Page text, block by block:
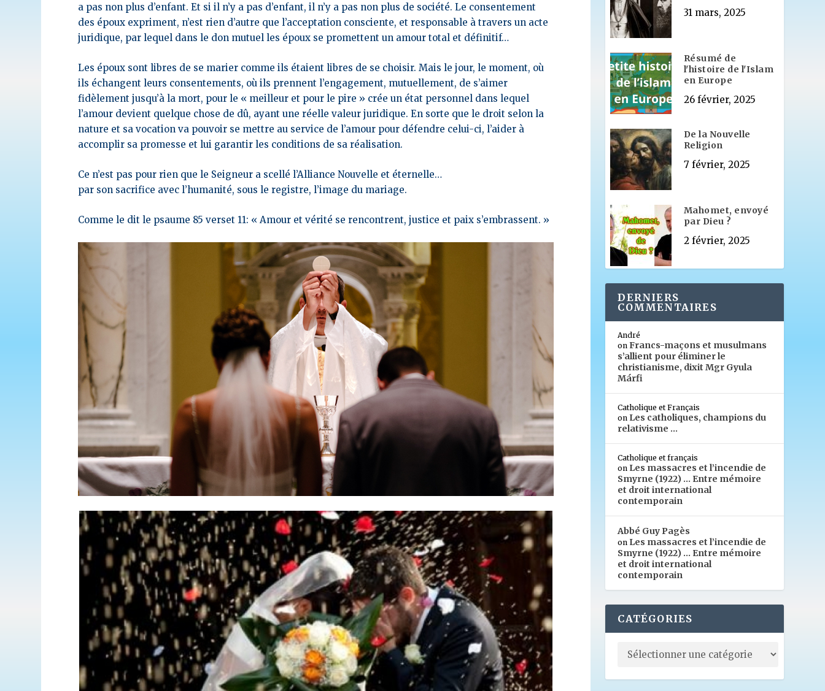
a pas non plus d’enfant.Et si il n’y a pas d’enfant, il n’y a pas non plus de société. Le consentement
des époux expriment, n’est rien d’autre que l’acceptation consciente, et responsable à travers un acte
juridique, par lequel dans le don mutuel les époux se promettent un amour total et définitif…
Les époux sont libres de se marier comme ils étaient libres de se choisir. Mais le jour, le moment, où
ils échangent leurs consentements, où ils prennent l’engagement, mutuellement, de s’aimer
fidèlement jusqu’à la mort, pour le « meilleur et pour le pire » crée un état personnel dans lequel
l’amour devient quelque chose de dû, ayant une réelle valeur juridique. En sorte que le droit selon la
nature et sa vocation va pouvoir se mettre au service de l’amour pour défendre celui-ci, l’aider à
accomplir sa promesse et lui garantir les conditions de sa réalisation.
Ce n’est pas pour rien que le Seigneur a scellé l’Alliance Nouvelle et éternelle…
par son sacrifice avec l’humanité, sous le registre, l’image du mariage.
Comme le dit le psaume 85 verset 11: « Amour et vérité se rencontrent, justice et paix s’embrassent. »
31 mars, 2025
Résumé de
l'histoire de l'Islam
en Europe
26 février, 2025
De la Nouvelle
Religion
7 février, 2025
Mahomet, envoyé
par Dieu ?
2 février, 2025
DERNIERS
COMMENTAIRES
André
onFrancs-maçons et musulmans
s’allient pour éliminer le
christianisme, dixit Mgr Gyula
Márfi
Catholique et Français
on Les catholiques, champions du
relativisme …
Catholique et français
on Les massacres et l’incendie de
Smyrne (1922) … Entre mémoire
et droit international
contemporain
Abbé Guy Pagès
on Les massacres et l’incendie de
Smyrne (1922) … Entre mémoire
et droit international
contemporain
CATÉGORIES